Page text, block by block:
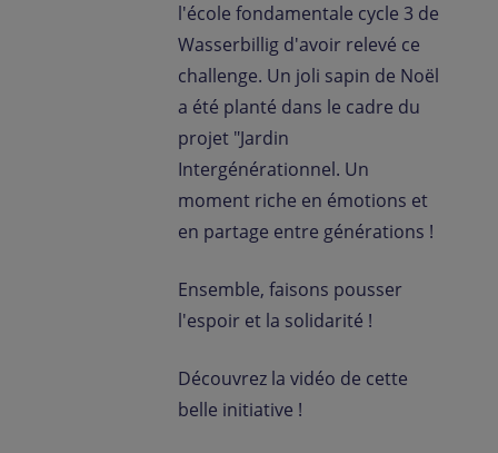
l'école fondamentale cycle 3 de
Wasserbillig d'avoir relevé ce
challenge. Un joli sapin de Noël
a été planté dans le cadre du
projet "Jardin
Intergénérationnel. Un
moment riche en émotions et
en partage entre générations !
Ensemble, faisons pousser
l'espoir et la solidarité !
Découvrez la vidéo de cette
belle initiative !